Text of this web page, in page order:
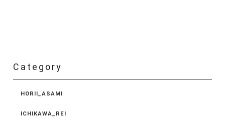
Category
HORII_ASAMI
ICHIKAWA_REI